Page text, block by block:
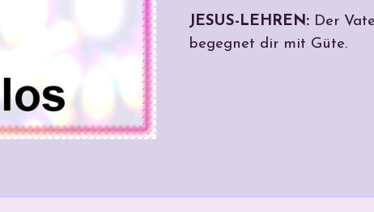
JESUS-LEHREN: Der
begegnet dir mit Güte.